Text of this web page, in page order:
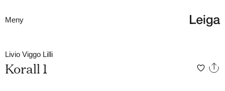
Meny
Livio Viggo Lilli
Korall 1